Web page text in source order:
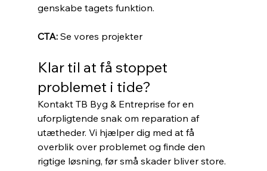
genskabe tagets funktion.
CTA: Se vores projekter
Klar til at få stoppet
problemet i tide?
Kontakt TB Byg & Entreprise for en
uforpligtende snak om reparation af
utætheder. Vi hjælper dig med at få
overblik over problemet og finde den
rigtige løsning, før små skader bliver store.